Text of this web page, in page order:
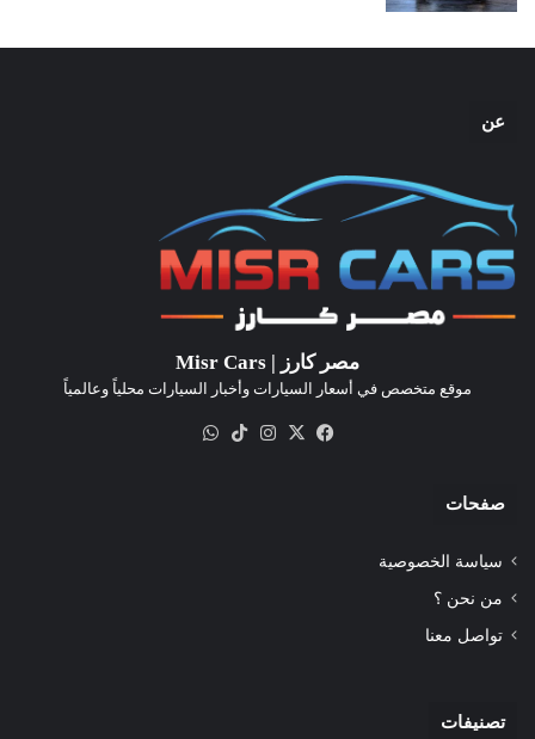
عن
مصر كارز | Misr Cars
موقع متخصص في أسعار السيارات وأخبار السيارات محلياً وعالمياً
فيسبوك
‫X انستقرام‫TikTok
صفحات
سياسة الخصوصية
من نحن ؟
تواصل معنا
تصنيفات